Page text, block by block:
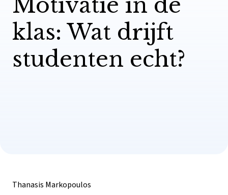
klas: Wat drijft
studenten echt?
Thanasis Markopoulos